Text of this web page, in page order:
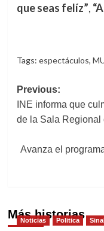
que seas felíz”,
Tags: espectáculos,
Post
Previous:
INE informa que
de la Sala Regional
Avanza el
Más historias
Noticias Politica